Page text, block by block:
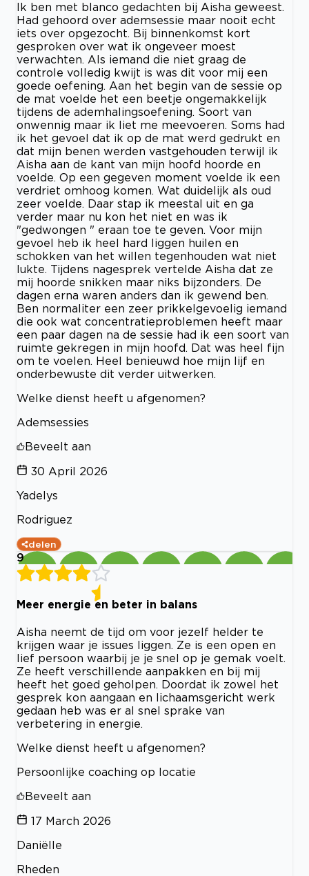
Ik ben met blanco gedachten bij Aisha geweest.
Had gehoord over ademsessie maar nooit echt
iets over opgezocht. Bij binnenkomst kort
gesproken over wat ik ongeveer moest
verwachten. Als iemand die niet graag de
controle volledig kwijt is was dit voor mij een
goede oefening. Aan het begin van de sessie op
de mat voelde het een beetje ongemakkelijk
tijdens de ademhalingsoefening. Soort van
onwennig maar ik liet me meevoeren. Soms had
ik het gevoel dat ik op de mat werd gedrukt en
dat mijn benen werden vastgehouden terwijl ik
Aisha aan de kant van mijn hoofd hoorde en
voelde. Op een gegeven moment voelde ik een
verdriet omhoog komen. Wat duidelijk als oud
zeer voelde. Daar stap ik meestal uit en ga
verder maar nu kon het niet en was ik
"gedwongen " eraan toe te geven. Voor mijn
gevoel heb ik heel hard liggen huilen en
schokken van het willen tegenhouden wat niet
lukte. Tijdens nagesprek vertelde Aisha dat ze
mij hoorde snikken maar niks bijzonders. De
dagen erna waren anders dan ik gewend ben.
Ben normaliter een zeer prikkelgevoelig iemand
die ook wat concentratieproblemen heeft maar
een paar dagen na de sessie had ik een soort van
ruimte gekregen in mijn hoofd. Dat was heel fijn
om te voelen. Heel benieuwd hoe mijn lijf en
onderbewuste dit verder uitwerken.
Welke dienst heeft u afgenomen?
Ademsessies
Beveelt aan
30 April 2026
Yadelys
Rodriguez
delen
9
Meer energie en beter in balans
Aisha neemt de tijd om voor jezelf helder te
krijgen waar je issues liggen. Ze is een open en
lief persoon waarbij je je snel op je gemak voelt.
Ze heeft verschillende aanpakken en bij mij
heeft het goed geholpen. Doordat ik zowel het
gesprek kon aangaan en lichaamsgericht werk
gedaan heb was er al snel sprake van
verbetering in energie.
Welke dienst heeft u afgenomen?
Persoonlijke coaching op locatie
Beveelt aan
17 March 2026
Daniëlle
Rheden